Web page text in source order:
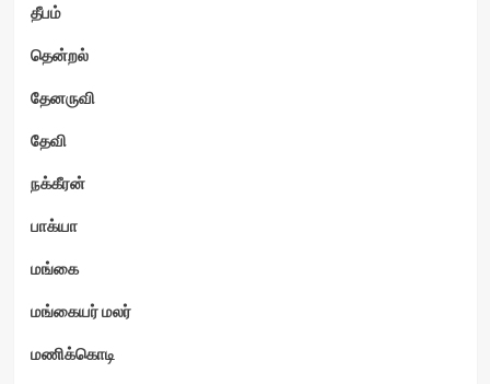
தீபம்
தென்றல்
தேனருவி
தேவி
நக்கீரன்
பாக்யா
மங்கை
மங்கையர் மலர்
மணிக்கொடி